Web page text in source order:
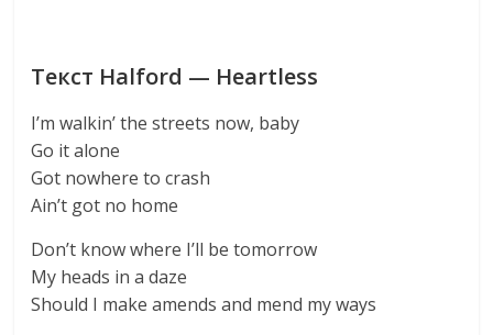
Текст Halford — Heartless
I’m walkin’ the streets now, baby
Go it alone
Got nowhere to crash
Ain’t got no home
Don’t know where I’ll be tomorrow
My heads in a daze
Should I make amends and mend my ways